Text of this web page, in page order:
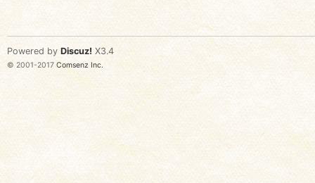
Powered by Discuz! X3.4
© 2001-2017 Comsenz Inc.